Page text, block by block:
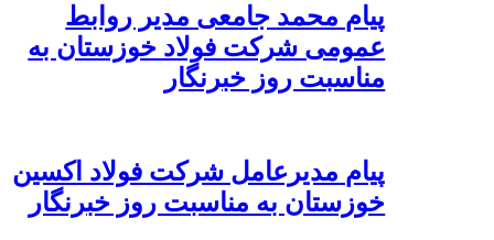
پیام محمد جامعی مدیر روابط
عمومی شرکت فولاد خوزستان به
مناسبت روز خبرنگار
پیام مدیرعامل شرکت فولاد اکسین
خوزستان به مناسبت روز خبرنگار